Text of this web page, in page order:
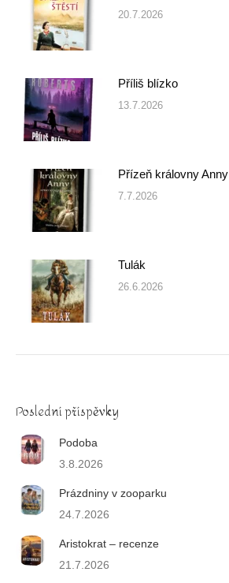
20.7.2026
Příliš blízko
13.7.2026
Přízeň královny Anny
7.7.2026
Tulák
26.6.2026
Poslední příspěvky
Podoba
3.8.2026
Prázdniny v zooparku
24.7.2026
Aristokrat – recenze
21.7.2026